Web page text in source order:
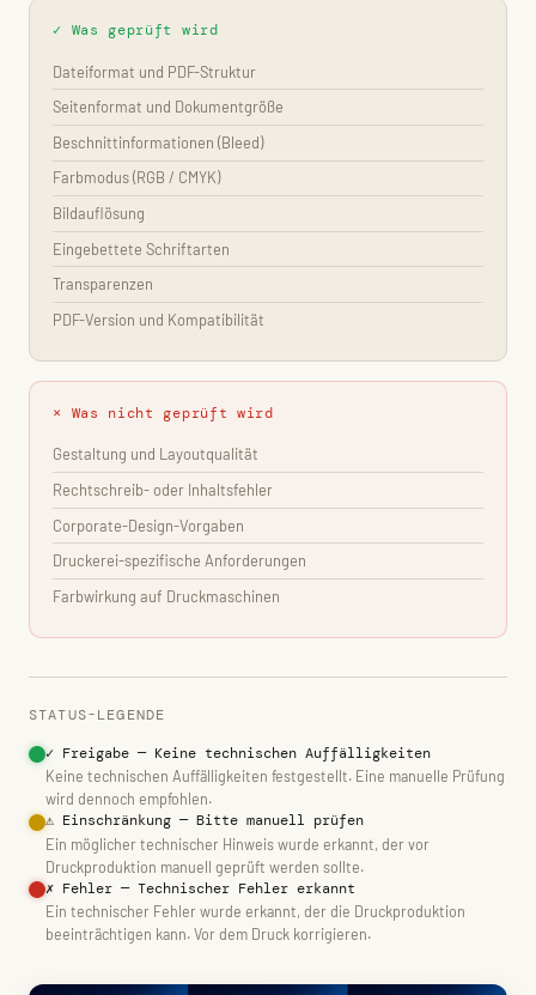
✓ Was geprüft wird
Dateiformat und PDF-Struktur
Seitenformat und Dokumentgröße
Beschnittinformationen (Bleed)
Farbmodus (RGB / CMYK)
Bildauflösung
Eingebettete Schriftarten
Transparenzen
PDF-Version und Kompatibilität
× Was nicht geprüft wird
Gestaltung und Layoutqualität
Rechtschreib- oder Inhaltsfehler
Corporate-Design-Vorgaben
Druckerei-spezifische Anforderungen
Farbwirkung auf Druckmaschinen
STATUS-LEGENDE
✓ Freigabe — Keine technischen Auffälligkeiten
Keine technischen Auffälligkeiten festgestellt. Eine manuelle Prüfung
wird dennoch empfohlen.
⚠ Einschränkung — Bitte manuell prüfen
Ein möglicher technischer Hinweis wurde erkannt, der vor
Druckproduktion manuell geprüft werden sollte.
✗ Fehler — Technischer Fehler erkannt
Ein technischer Fehler wurde erkannt, der die Druckproduktion
beeinträchtigen kann. Vor dem Druck korrigieren.